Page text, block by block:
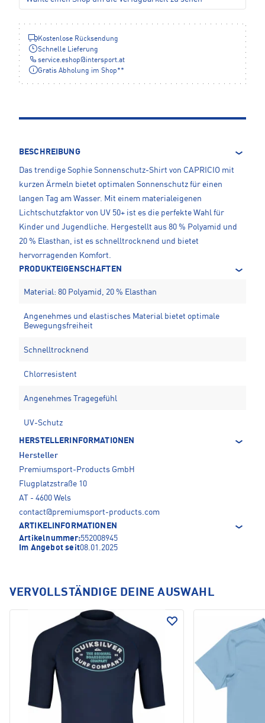
Kostenlose Rücksendung
Schnelle Lieferung
service.eshop@intersport.at
Gratis Abholung im Shop**
BESCHREIBUNG
Das trendige Sophie Sonnenschutz-Shirt von CAPRICIO mit
kurzen Ärmeln bietet optimalen Sonnenschutz für einen
langen Tag am Wasser. Mit einem materialeigenen
Lichtschutzfaktor von UV 50+ ist es die perfekte Wahl für
Kinder und Jugendliche. Hergestellt aus 80 % Polyamid und
20 % Elasthan, ist es schnelltrocknend und bietet
hervorragenden Komfort.
PRODUKTEIGENSCHAFTEN
Material: 80 Polyamid, 20 % Elasthan
Angenehmes und elastisches Material bietet optimale
Bewegungsfreiheit
Schnelltrocknend
Chlorresistent
Angenehmes Tragegefühl
UV-Schutz
HERSTELLERINFORMATIONEN
Hersteller
Premiumsport-Products GmbH
Flugplatzstraße 10
AT - 4600 Wels
contact@premiumsport-products.com
ARTIKELINFORMATIONEN
Artikelnummer:552008945
Im Angebot seit08.01.2025
VERVOLLSTÄNDIGE DEINE AUSWAHL